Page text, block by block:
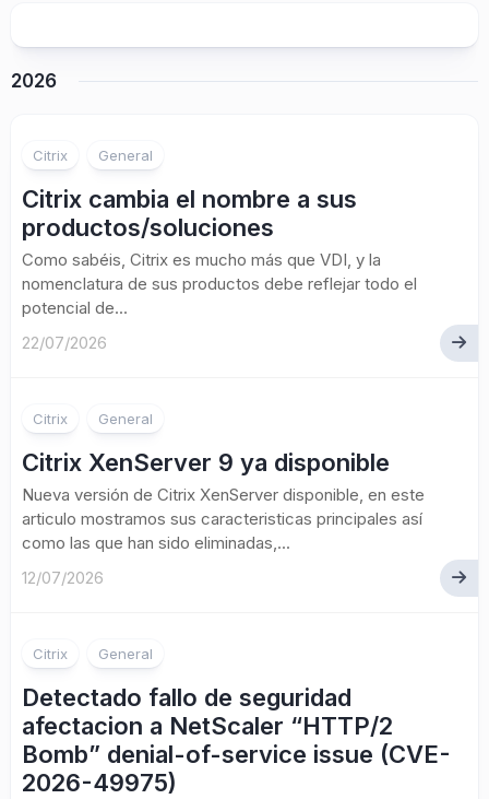
2026
Citrix General
Citrix cambia el nombre a sus
productos/soluciones
Como sabéis, Citrix es mucho más que VDI, y la
nomenclatura de sus productos debe reflejar todo el
potencial de...
22/07/2026
Citrix General
Citrix XenServer 9 ya disponible
Nueva versión de Citrix XenServer disponible, en este
articulo mostramos sus caracteristicas principales así
como las que han sido eliminadas,...
12/07/2026
Citrix General
Detectado fallo de seguridad
afectacion a NetScaler “HTTP/2
Bomb” denial-of-service issue (CVE-
2026-49975)